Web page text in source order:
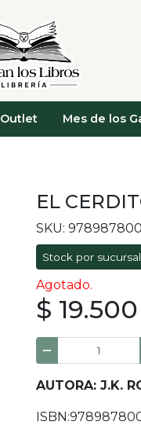
Outlet Mes de los
EL
SKU:
Stock por sucursal
Agotado.
$ 19.500
AUTORA: J.K.